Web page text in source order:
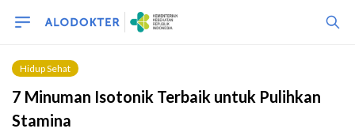
Hidup Sehat
7 Minuman Isotonik Terbaik untuk Pulihkan
Stamina